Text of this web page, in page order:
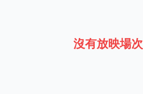
沒有放映場次